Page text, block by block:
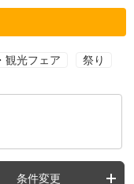
観光フェア 祭り
条件変更